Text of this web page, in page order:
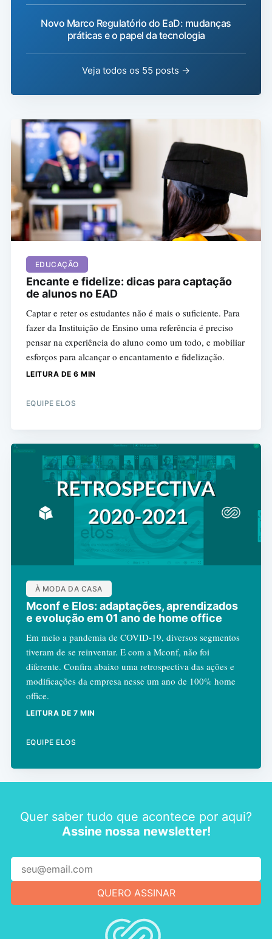
Novo Marco Regulatório do EaD: mudanças
práticas e o papel da tecnologia
Veja todos os 55 posts →
EDUCAÇÃO
Encante e fidelize: dicas para captação
de alunos no EAD
Captar e reter os estudantes não é mais o suficiente. Para
fazer da Instituição de Ensino uma referência é preciso
pensar na experiência do aluno como um todo, e mobiliar
esforços para alcançar o encantamento e fidelização.
LEITURA DE 6 MIN
EQUIPE ELOS
À MODA DA CASA
Mconf e Elos: adaptações, aprendizados
e evolução em 01 ano de home office
Em meio a pandemia de COVID-19, diversos segmentos
tiveram de se reinventar. E com a Mconf, não foi
diferente. Confira abaixo uma retrospectiva das ações e
modificações da empresa nesse um ano de 100% home
office.
LEITURA DE 7 MIN
EQUIPE ELOS
Quer saber tudo que acontece por aqui?
Assine nossa newsletter!